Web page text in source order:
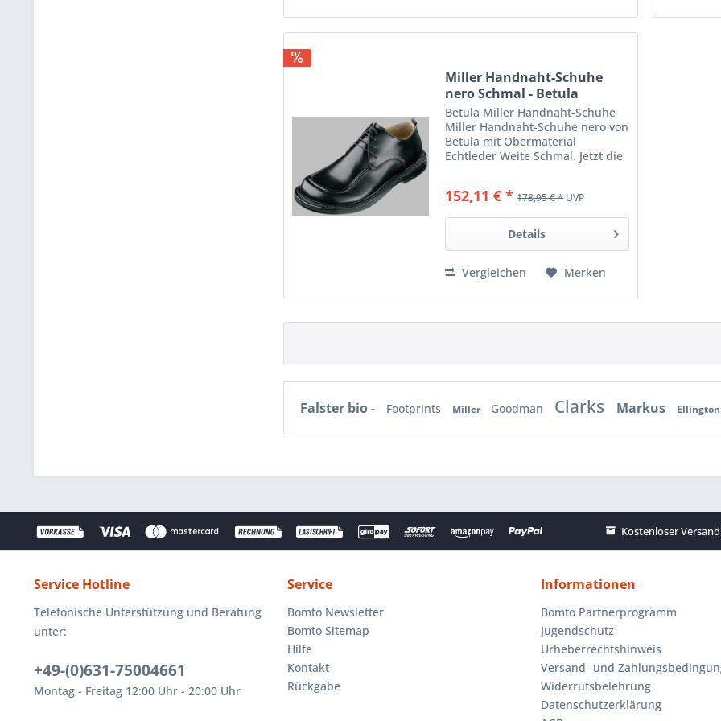
Miller Handnaht-Schuhe
nero Schmal - Betula
Betula Miller Handnaht-Schuhe
Miller Handnaht-Schuhe nero von
Betula mit Obermaterial
Echtleder Weite Schmal. Jetzt die
Hersteller: Betula Artikelnummer:
763033 Modell: Miller Farbe:...
152,11 € * 178,95 € *UVP
Details
Vergleichen Merken
Falster bio - Footprints Miller Goodman Clarks Markus Ellington
Kostenloser
Service Hotline
Telefonische Unterstützung und Beratung
unter:
+49-(0)631-75004661
Montag - Freitag 12:00 Uhr - 20:00 Uhr
Service
Bomto Newsletter
Bomto Sitemap
Hilfe
Kontakt
Rückgabe
Informationen
Bomto Partnerprogramm
Jugendschutz
Urheberrechtshinweis
Versand- und
Widerrufsbelehrung
Datenschutzerklärung